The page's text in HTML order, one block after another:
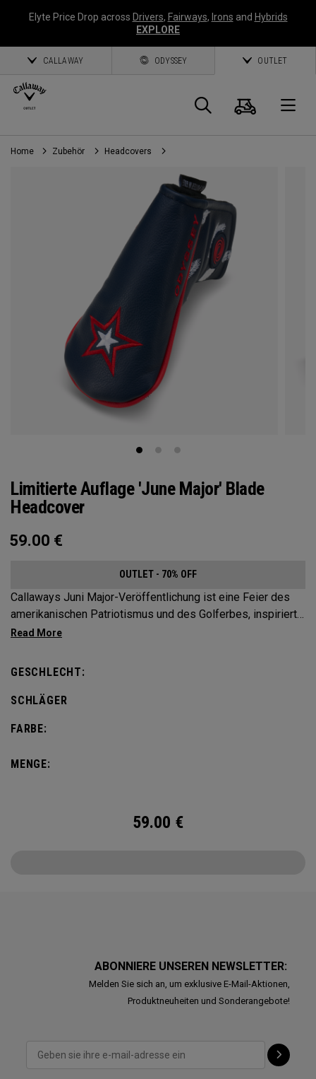
Elyte Price Drop across Drivers, Fairways, Irons and Hybrids
EXPLORE
CALLAWAY ODYSSEY OUTLET
Suche
Home Zubehör Headcovers
Limitierte Auflage 'June Major' Blade
Headcover
59.00 €
OUTLET - 70% OFF
Callaways Juni Major-Veröffentlichung ist eine Feier des
amerikanischen Patriotismus und des Golferbes, inspiriert
vom renommierten Pinehurst Resort in North Carolina. Das
auch Kiefernnadeln und Kiefernzapfen, eine Hommage an
GESCHLECHT:
SCHLÄGER
FARBE:
MENGE:
59.00 €
ABONNIERE UNSEREN NEWSLETTER:
Melden Sie sich an, um exklusive E-Mail-Aktionen,
Produktneuheiten und Sonderangebote!